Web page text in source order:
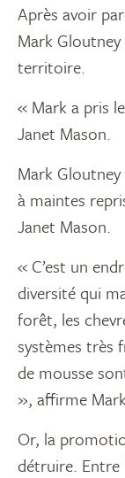
Après avoir
Mark
territoire.
« Mark a pris
Janet Mason.
Mark
à maintes
Janet Mason.
« C’est un
diversité qui
forêt, les
systèmes très
de mousse
», affirme
Or, la
détruire.